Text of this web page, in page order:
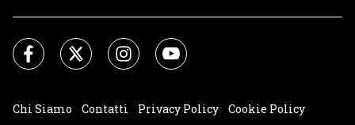
Chi Siamo Contatti Privacy Policy
Cookie Policy